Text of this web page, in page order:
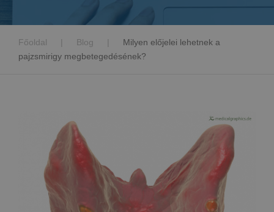
Főoldal | Blog |
Milyen előjelei lehetnek a
pajzsmirigy megbetegedésének?